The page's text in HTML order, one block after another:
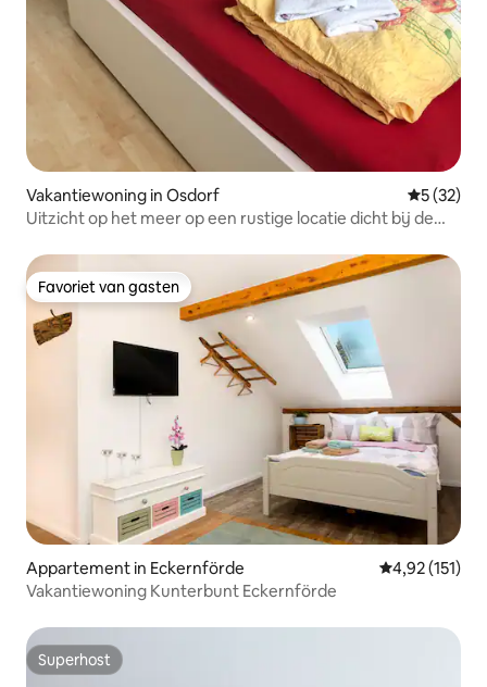
Vakantiewoning in Osdorf
5 (32)
Uitzicht op het meer op een rustige locatie dicht bij de
Favoriet van gasten
Favoriet van gasten
Appartement in Eckernförde Gemiddelde
4,92 (151)
Vakantiewoning Kunterbunt Eckernförde
Superhost
Superhost